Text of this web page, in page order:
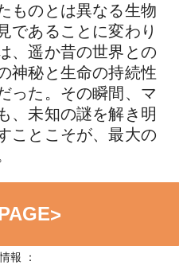
ものとは異なる生物
であることに変わり
、遥か昔の世界との
神秘と生命の持続性
った。その瞬間、マ
、未知の謎を解き明
ことこそが、最大の
>
報 ：